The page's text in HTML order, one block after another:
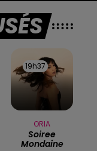
19h37
19h37
ORIA
Soiree
Mondaine